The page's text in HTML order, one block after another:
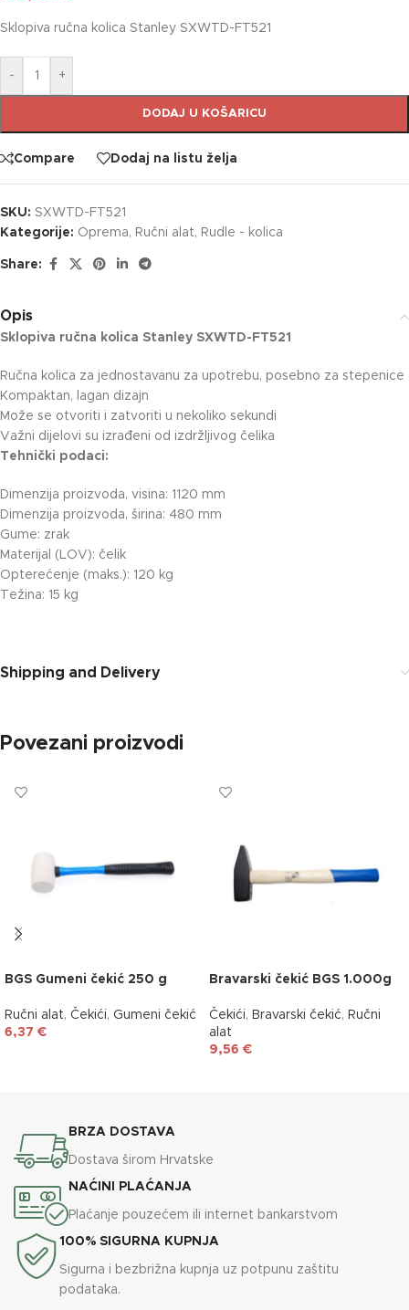
Sklopiva ručna kolica Stanley SXWTD-FT521
- +
DODAJ U KOŠARICU
Compare Dodaj na listu želja
SKU: SXWTD-FT521
Kategorije: Oprema, Ručni alat, Rudle - kolica
Share:
Opis
Sklopiva ručna kolica Stanley SXWTD-FT521
Ručna kolica za jednostavanu za upotrebu, posebno za stepenice
Kompaktan, lagan dizajn
Može se otvoriti i zatvoriti u nekoliko sekundi
Važni dijelovi su izrađeni od izdržljivog čelika
Tehnički podaci:
Dimenzija proizvoda, visina: 1120 mm
Dimenzija proizvoda, širina: 480 mm
Gume: zrak
Materijal (LOV): čelik
Opterećenje (maks.): 120 kg
Težina: 15 kg
Shipping and Delivery
Povezani proizvodi
BGS Gumeni čekić 250 g
Ručni alat, Čekići, Gumeni čekić
6,37 €
Bravarski čekić BGS 1.000g
Čekići, Bravarski čekić, Ručni
alat
9,56 €
BRZA DOSTAVA
Dostava širom Hrvatske
NAĆINI PLAĆANJA
Plaćanje pouzećem ili internet bankarstvom
100% SIGURNA KUPNJA
Sigurna i bezbrižna kupnja uz potpunu zaštitu
podataka.